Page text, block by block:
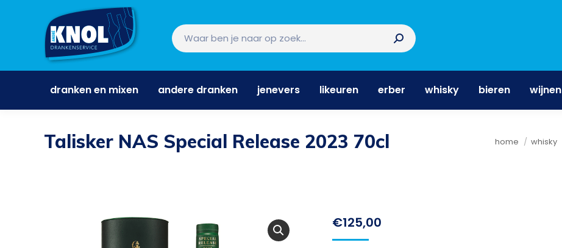
dranken en mixen andere dranken jenevers likeuren erber whisky bieren wijnen
Talisker NAS Special Release 2023 70cl Je bent hier:
home whisky
€125,00
dranken en mixen